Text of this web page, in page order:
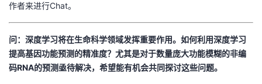
作者来进行Chat。
问：深度学习将在生命科学领域发挥重要作用。如何利用深度学习
提高基因功能预测的精准度？尤其是对于数量庞大功能模糊的非编
码RNA的预测亟待解决，希望能有机会共同探讨这些问题。